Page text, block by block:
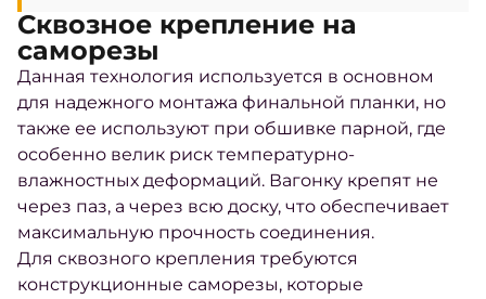
Сквозное крепление на
саморезы
Данная технология используется в основном
для надежного монтажа финальной планки, но
также ее используют при обшивке парной, где
особенно велик риск температурно-
влажностных деформаций. Вагонку крепят не
через паз, а через всю доску, что обеспечивает
максимальную прочность соединения.
Для сквозного крепления требуются
конструкционные саморезы, которые